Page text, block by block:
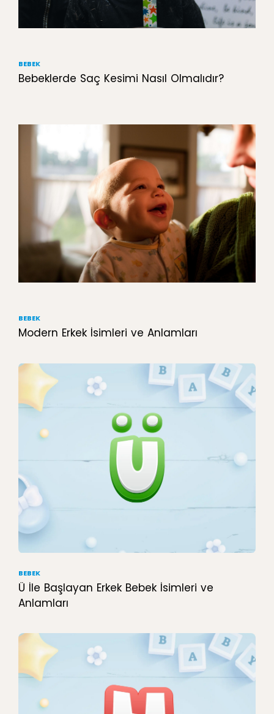
BEBEK
Bebeklerde Saç Kesimi Nasıl Olmalıdır?
BEBEK
Modern Erkek İsimleri ve Anlamları
BEBEK
Ü İle Başlayan Erkek Bebek İsimleri ve
Anlamları